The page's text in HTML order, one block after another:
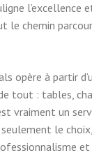
le chemin
opère à partir
tout : tables,
vraiment un
le